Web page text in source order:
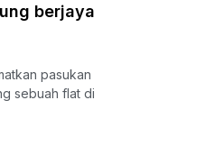
berjaya
pasukan
sebuah flat di